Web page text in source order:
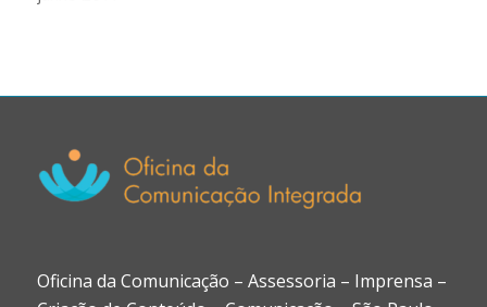
Oficina da Comunicação – Assessoria – Imprensa –